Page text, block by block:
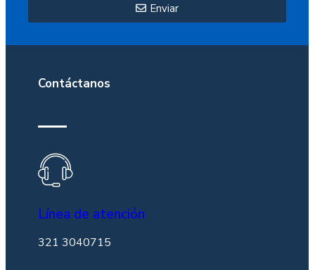
Enviar
Contáctanos
Línea de atención
321 3040715